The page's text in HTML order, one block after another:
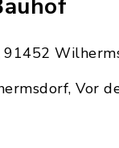
Vor